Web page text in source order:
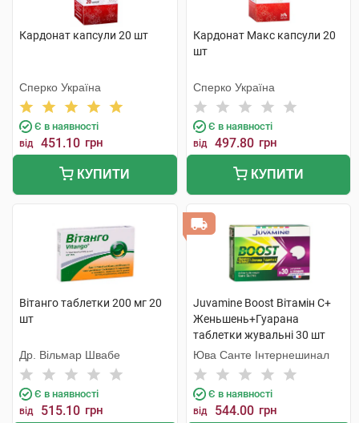
Кардонат капсули 20 шт
Сперко Україна
Є в наявності
від 451.10 грн
КУПИТИ
Кардонат Макс капсули 20
шт
Сперко Україна
Є в наявності
від 497.80 грн
КУПИТИ
Вітанго таблетки 200 мг 20
шт
Др. Вільмар Швабе
Є в наявності
від 515.10 грн
Juvamine Boost Вітамін C+
Женьшень+Гуарана
таблетки жувальні 30 шт
Юва Санте Інтернешинал
Є в наявності
від 544.00 грн